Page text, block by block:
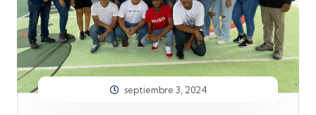
septiembre 3, 2024